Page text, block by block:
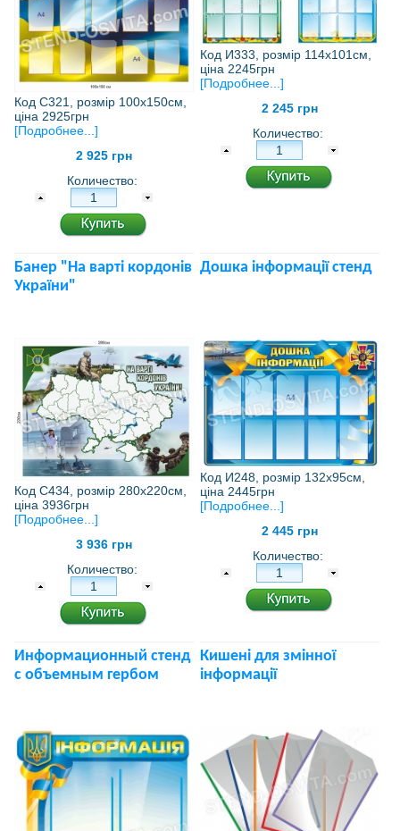
Код С321, розмір 100х150см,
ціна 2925грн
[Подробнее...]
2 925 грн
Количество:
Код И333, розмір 114х101см,
ціна 2245грн
[Подробнее...]
2 245 грн
Количество:
Банер "На варті кордонів
України"
Код С434, розмір 280х220см,
ціна 3936грн
[Подробнее...]
3 936 грн
Количество:
Дошка інформації стенд
Код И248, розмір 132х95см,
ціна 2445грн
[Подробнее...]
2 445 грн
Количество:
Информационный стенд
с объемным гербом
Кишені для змінної
інформації